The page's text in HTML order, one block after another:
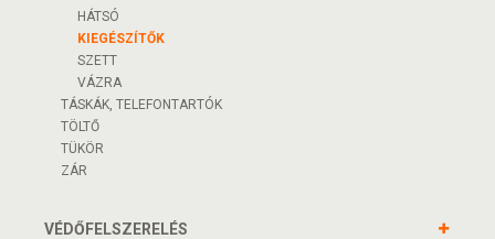
HÁTSÓ
KIEGÉSZÍTŐK
SZETT
VÁZRA
TÁSKÁK, TELEFONTARTÓK
TÖLTŐ
TÜKÖR
ZÁR
VÉDŐFELSZERELÉS